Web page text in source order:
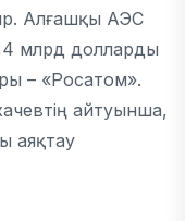
Алғашқы АЭС
млрд долларды
– «Росатом».
айтуынша,
аяқтау